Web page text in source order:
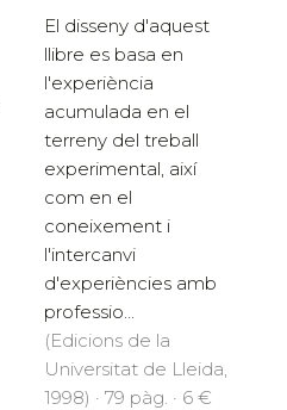
El disseny d'aquest
llibre es basa en
l'experiència
acumulada en el
terreny del treball
experimental, així
com en el
coneixement i
l'intercanvi
d'experiències amb
professio...
(Edicions de la
Universitat de Lleida,
1998) · 79 pàg. · 6 €